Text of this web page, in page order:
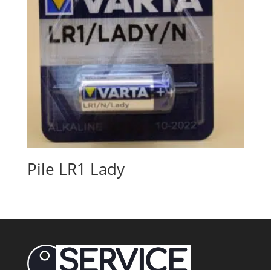
Pile LR1 Lady